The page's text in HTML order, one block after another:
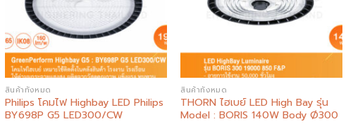
สินค้าทั้งหมด
Philips โคมไฟ Highbay LED Philips
BY698P G5 LED300/CW
สินค้าทั้งหมด
THORN ไฮเบย์ LED High Bay รุ่น
Model : BORIS 140W Body Ø300